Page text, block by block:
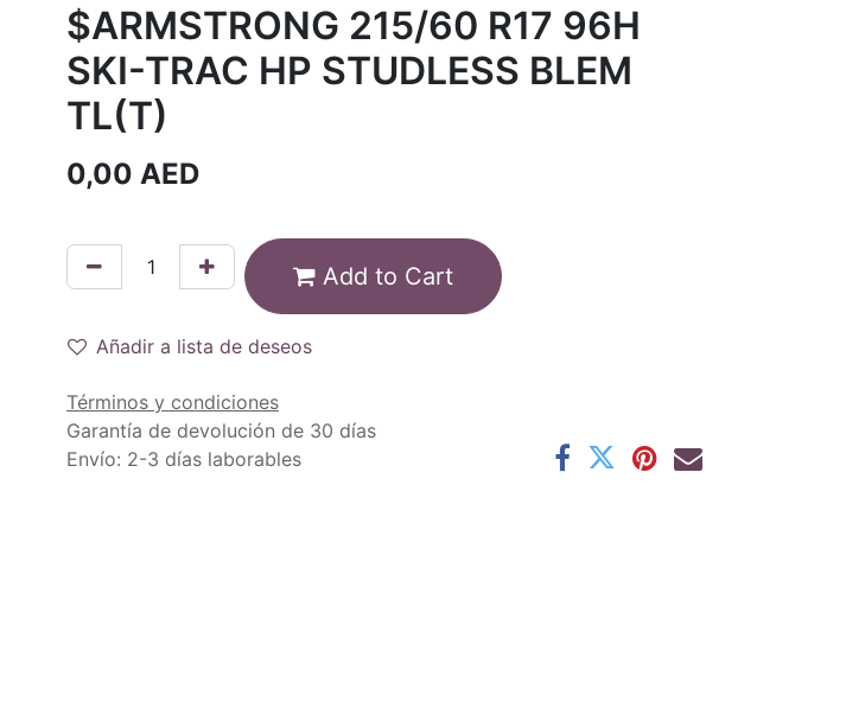
$ARMSTRONG 215/60 R17 96H
SKI-TRAC HP STUDLESS BLEM
TL(T)
0,00 AED
Add to Cart
Añadir a lista de deseos
Términos y condiciones
Garantía de devolución de 30 días
Envío: 2-3 días laborables